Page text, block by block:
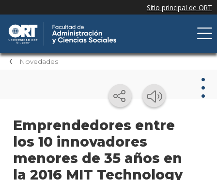
Novedades
Emprendedores entre
los 10 innovadores
menores de 35 años en
la 2016 MIT Technology